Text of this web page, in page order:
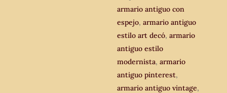
art
decó.
cantidad
armario antiguo con
espejo,armario antiguo
estilo art decó,armario
antiguo estilo
modernista,armario
antiguo pinterest,
armario antiguo vintage,